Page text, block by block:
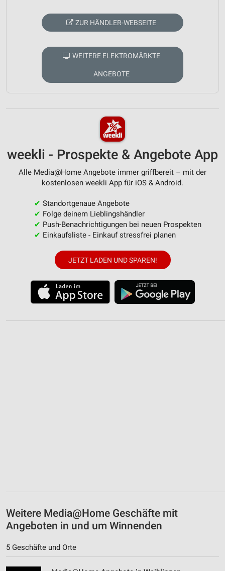
ZUR HÄNDLER-WEBSEITE
WEITERE ELEKTROMÄRKTE
ANGEBOTE
weekli - Prospekte & Angebote App
Alle Media@Home Angebote immer griffbereit – mit der
kostenlosen weekli App für iOS & Android.
✔ Standortgenaue Angebote
✔ Folge deinem Lieblingshändler
✔ Push-Benachrichtigungen bei neuen Prospekten
✔ Einkaufsliste - Einkauf stressfrei planen
JETZT LADEN UND SPAREN!
Weitere Media@Home Geschäfte mit
Angeboten in und um Winnenden
5 Geschäfte und Orte